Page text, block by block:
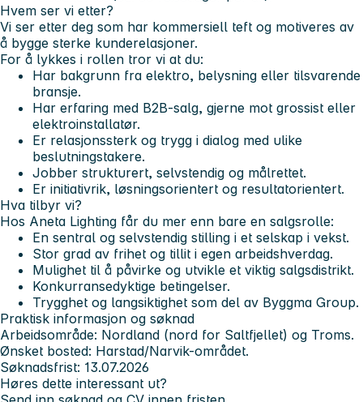
Hvem ser vi etter?
Vi ser etter deg som har kommersiell teft og motiveres av
å bygge sterke kunderelasjoner.
For å lykkes i rollen tror vi at du:
Har bakgrunn fra elektro, belysning eller tilsvarende
bransje.
Har erfaring med B2B-salg, gjerne mot grossist eller
elektroinstallatør.
Er relasjonssterk og trygg i dialog med ulike
beslutningstakere.
Jobber strukturert, selvstendig og målrettet.
Er initiativrik, løsningsorientert og resultatorientert.
Hva tilbyr vi?
Hos Aneta Lighting får du mer enn bare en salgsrolle:
En sentral og selvstendig stilling i et selskap i vekst.
Stor grad av frihet og tillit i egen arbeidshverdag.
Mulighet til å påvirke og utvikle et viktig salgsdistrikt.
Konkurransedyktige betingelser.
Trygghet og langsiktighet som del av Byggma Group.
Praktisk informasjon og søknad
Arbeidsområde: Nordland (nord for Saltfjellet) og Troms.
Ønsket bosted: Harstad/Narvik-området.
Søknadsfrist: 13.07.2026
Høres dette interessant ut?